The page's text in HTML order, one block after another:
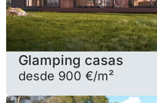
Glamping casas
desde 900 €/m²